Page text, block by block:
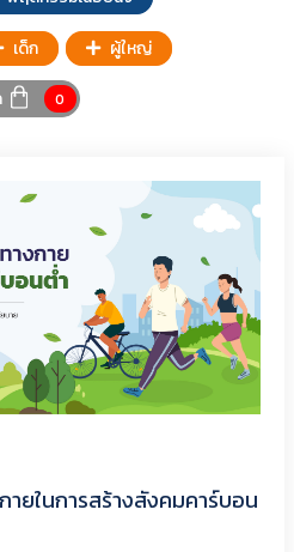
เด็ก ผู้ใหญ่
0
ทั้งหมด 89 บทความ
ยในการสร้างสังคมคาร์บอน